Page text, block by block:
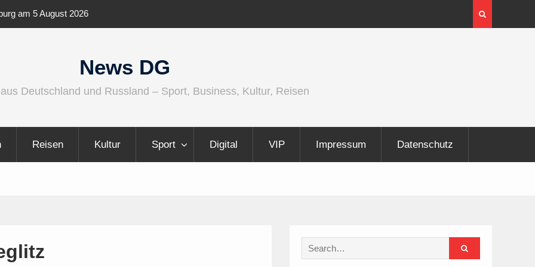
und
InnoTrans 2026 zeigt Technologien für die
Elektrifizierung der Schiene
News DG
Deutschland und Russland – Sport, Business, Kultur, Reisen
Reisen Kultur Sport Digital VIP Impressum Datenschutz
Search
for: